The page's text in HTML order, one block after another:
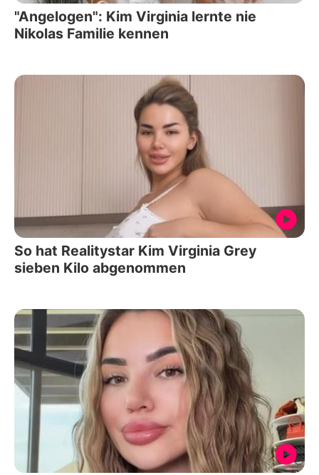
"Angelogen": Kim Virginia lernte nie
Nikolas Familie kennen
So hat Realitystar Kim Virginia Grey
sieben Kilo abgenommen